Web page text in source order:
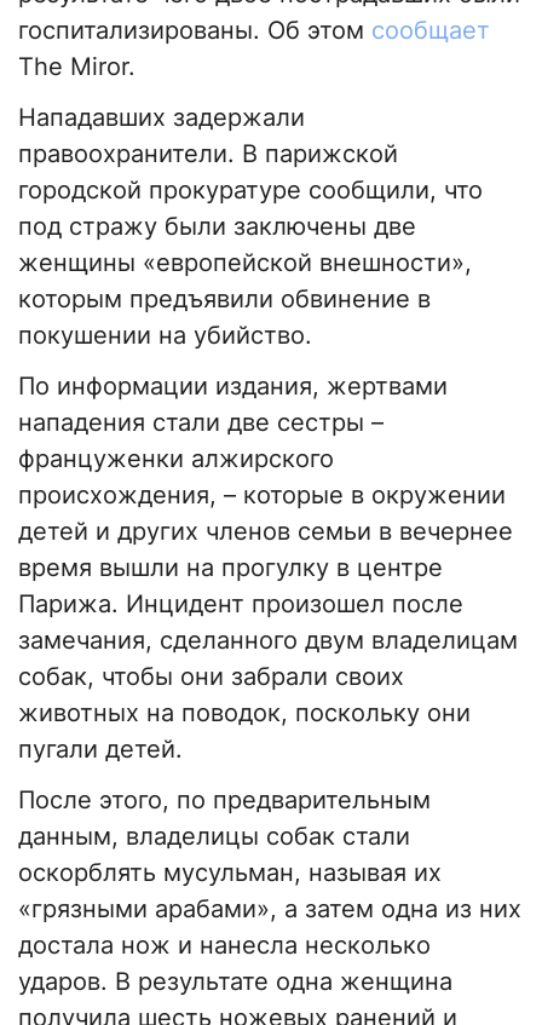
госпитализированы. Об этом сообщает
The Miror.
Нападавших задержали
правоохранители. В парижской
городской прокуратуре сообщили, что
под стражу были заключены две
женщины «европейской внешности»,
которым предъявили обвинение в
покушении на убийство.
По информации издания, жертвами
нападения стали две сестры –
француженки алжирского
происхождения, – которые в окружении
детей и других членов семьи в вечернее
время вышли на прогулку в центре
Парижа. Инцидент произошел после
замечания, сделанного двум владелицам
собак, чтобы они забрали своих
животных на поводок, поскольку они
пугали детей.
После этого, по предварительным
данным, владелицы собак стали
оскорблять мусульман, называя их
«грязными арабами», а затем одна из них
достала нож и нанесла несколько
ударов. В результате одна женщина
получила шесть ножевых ранений и